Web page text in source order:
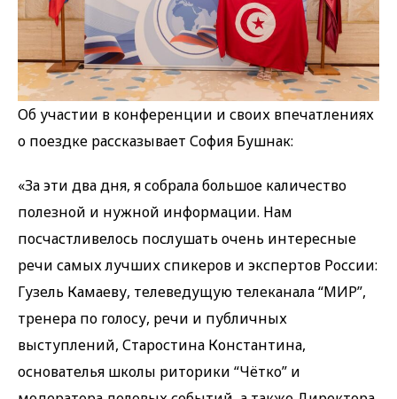
Об участии в конференции и своих впечатлениях
о поездке рассказывает София Бушнак:
«За эти два дня, я собрала большое каличество
полезной и нужной информации. Нам
посчастливелось послушать очень интересные
речи самых лучших спикеров и экспертов России:
Гузель Камаеву, телеведущую телеканала “МИР”,
тренера по голосу, речи и публичных
выступлений, Старостина Константина,
основателья школы риторики “Чётко” и